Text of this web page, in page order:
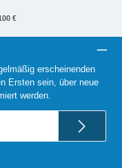
€
erscheinenden
Ersten sein, über neue
werden.